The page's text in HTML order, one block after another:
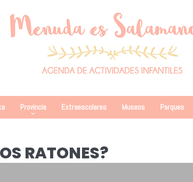
Provincia Extraescolares Museos Parques
RATONES?